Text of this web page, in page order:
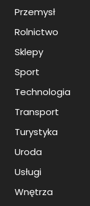
Przemysł
Rolnictwo
Sklepy
Sport
Technologia
Transport
Turystyka
Uroda
Usługi
Wnętrza